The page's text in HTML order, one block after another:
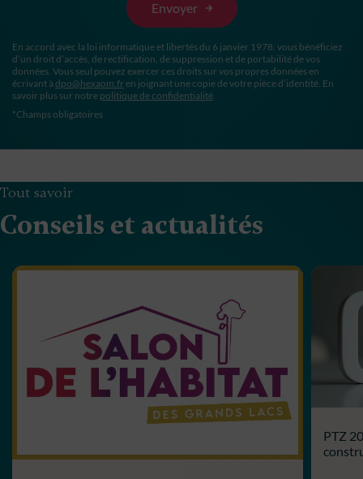
En accord avec la loi informatique et libertés du 6 janvier 1978, vous bénéficiez
d’un droit d’accès, de rectification, de suppression et de portabilité de vos
données. Vous seul pouvez exercer ces droits sur vos propres données en
écrivant à dpo@hexaom.fr en joignant une copie de votre pièce d’identité. En
savoir plus sur notre politique de confidentialité.
*Champs obligatoires
Tout savoir
Conseils et actualités
PTZ